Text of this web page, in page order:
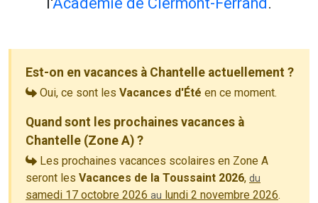
Est-on en vacances à Chantelle actuellement ?
Oui, ce sont les Vacances d'Été en ce moment.
Quand sont les prochaines vacances à
Chantelle (Zone A) ?
Les prochaines vacances scolaires en Zone A
seront les Vacances de la Toussaint 2026, du
samedi 17 octobre 2026 au lundi 2 novembre 2026.